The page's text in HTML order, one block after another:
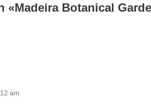
«Madeira Botanical
am